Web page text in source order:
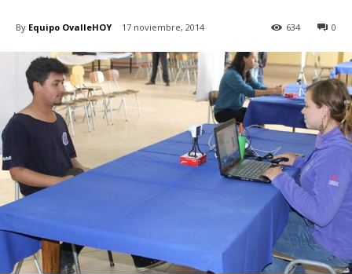
By Equipo OvalleHOY 17 noviembre, 2014 0
634